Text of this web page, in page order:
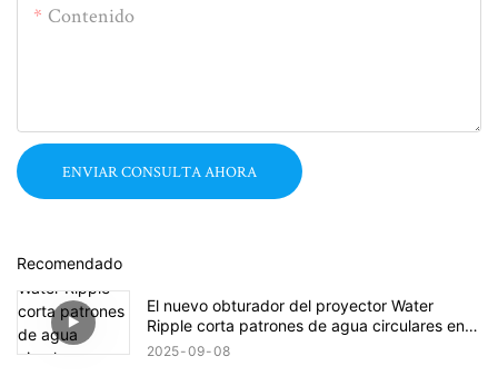
Contenido
ENVIAR CONSULTA AHORA
Recomendado
El nuevo obturador del proyector Water
Ripple corta patrones de agua circulares en
rectángulos, cuadrados o semicírculos.
2025 09 08